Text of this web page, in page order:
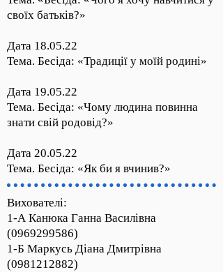
своїх батьків?»
Дата 18.05.22
Тема. Бесіда: «Традиції у моїй родині»
Дата 19.05.22
Тема. Бесіда: «Чому людина повинна
знати свій родовід?»
Дата 20.05.22
Тема. Бесіда: «Як би я вчинив?»
Вихователі:
1-А Канюка Ганна Василівна
(0969299586)
1-Б Маркусь Діана Дмитрівна
(0981212882)